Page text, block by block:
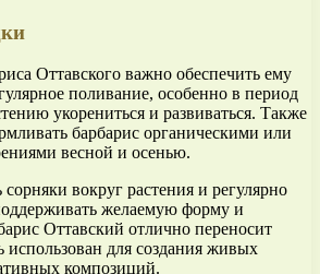
Оттавского важно обеспечить ему
поливание, особенно в период
укорениться и развиваться. Также
барбарис органическими или
весной и осенью.
сорняки вокруг растения и регулярно
желаемую форму и
Оттавский отлично переносит
использован для создания живых
композиций.